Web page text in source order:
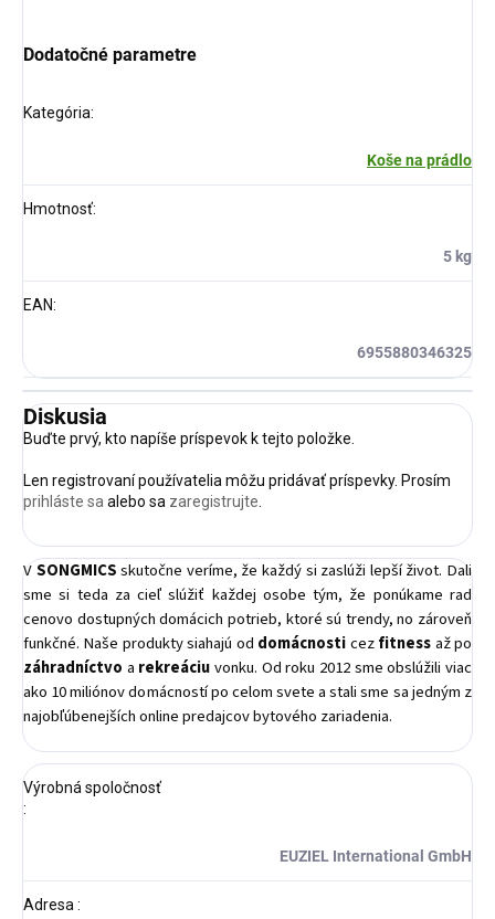
Dodatočné parametre
Kategória:
Koše na prádlo
Hmotnosť:
5 kg
EAN:
6955880346325
Diskusia
Buďte prvý, kto napíše príspevok k tejto položke.
Len registrovaní používatelia môžu pridávať príspevky. Prosím
prihláste sa alebo sa zaregistrujte
VSONGMICSskutočne veríme, že každý si zaslúži lepší život. Dali
sme si teda za cieľ slúžiť každej osobe tým, že ponúkame rad
cenovo dostupných domácich potrieb, ktoré sú trendy, no zároveň
funkčné. Naše produkty siahajú od domácnosticezfitnessaž po
záhradníctvo a rekreáciuvonku. Od roku 2012 sme obslúžili viac
ako 10 miliónov domácností po celom svete a stali sme sa jedným z
najobľúbenejších online predajcov bytového zariadenia.
Výrobná spoločnosť
:
EUZIEL International GmbH
Adresa :